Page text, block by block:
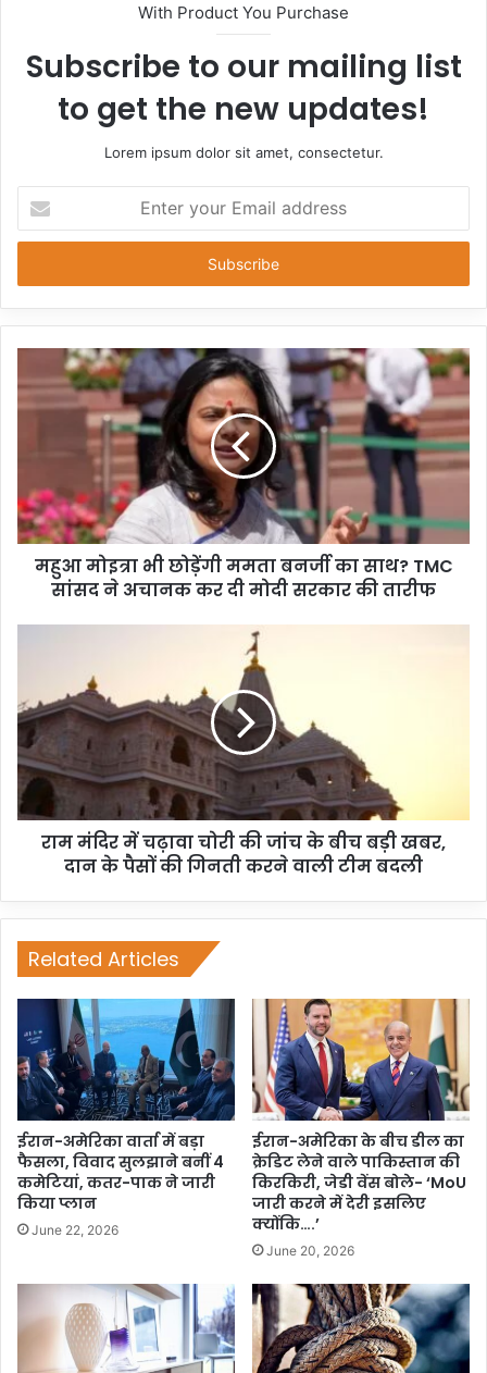
With Product You Purchase
Subscribe to our mailing list
to get the new updates!
Lorem ipsum dolor sit amet, consectetur.
your
Email
महुआ मोइत्रा भी छोड़ेंगी ममता बनर्जी का साथ? TMC
सांसद ने अचानक कर दी मोदी सरकार की तारीफ
राम मंदिर में चढ़ावा चोरी की जांच के बीच बड़ी खबर,
दान के पैसों की गिनती करने वाली टीम बदली
Related Articles
ईरान-अमेरिका वार्ता में बड़ा
फैसला, विवाद सुलझाने बनीं 4
कमेटियां, कतर-पाक ने जारी
किया प्लान
June 22, 2026
ईरान-अमेरिका के बीच डील का
क्रेडिट लेने वाले पाकिस्तान की
किरकिरी, जेडी वेंस बोले- ‘MoU
जारी करने में देरी इसलिए
क्योंकि….’
June 20, 2026